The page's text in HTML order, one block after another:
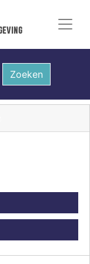
Zoeken